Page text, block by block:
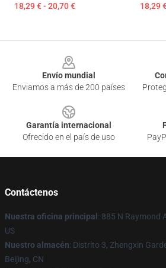
18,29 € - 20,70 € 18,29
Envío mundial
Enviamos a más de 200 países
Garantía internacional
Ofrecido en el país de uso
Contáctenos
Nuestra oficina principal : 885 N Raymond
US
Nuestro almacén: Distrito 3, Zhengxin
Beijing, CN